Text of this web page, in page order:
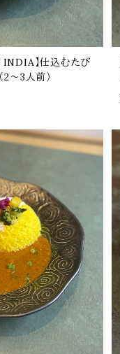
】仕込むたび
2～3人前）